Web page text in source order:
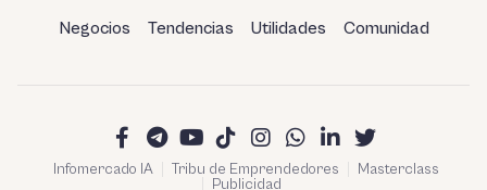
Negocios Tendencias Utilidades Comunidad
Infomercado IA Tribu de Emprendedores
Masterclass
Publicidad